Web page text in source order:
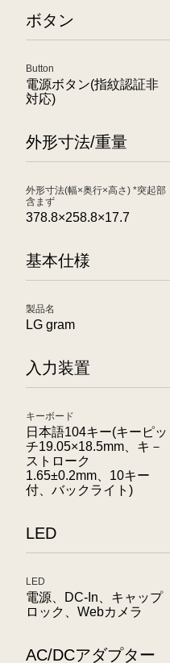
ボタン
Button
電源ボタン(指紋認証非
対応)
外形寸法/重量
外形寸法(幅×奥行×高さ) *突起部
含まず
378.8×258.8×17.7
基本仕様
製品名
LG gram
入力装置
キーボード
日本語104キー(キーピッ
チ19.05×18.5mm、キ－
ストローク
1.65±0.2mm、10キー
付、バックライト)
LED
LED
電源、DC-In、キャップ
ロック、Webカメラ
AC/DCアダプター